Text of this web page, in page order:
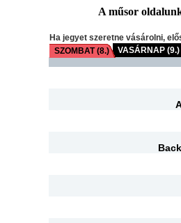
A műsor
Ha jegyet szeretne vásárolni,
SZOMBAT (8.)
VASÁRNAP (9.)